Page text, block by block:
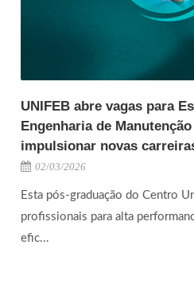
UNIFEB abre vagas para
Engenharia de
impulsionar novas
02/03/2026
Esta pós-graduação do Centro
profissionais para alta
efic...